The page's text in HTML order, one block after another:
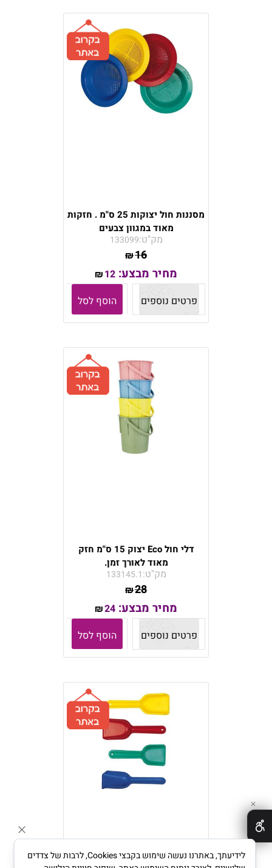
מסננות חול יצוקות 25 ס"מ . חזקות
מאוד במגוון צבעים
מק"ט:133099
₪16
מחיר מבצע: ₪12
פרטים נוספים
הוסף לסל
דלי חול Eco יצוק 15 ס"מ חזק
מאוד לאורך זמן.
מק"ט:133145.1
₪28
מחיר מבצע: ₪24
פרטים נוספים
הוסף לסל
✕
לידיעתך, באתרנו נעשה שימוש בקבצי Cookies, לרבות של צדדים